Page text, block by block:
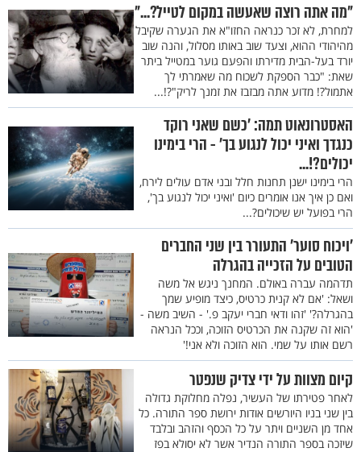
"מה אתה רוצה שאעשה במקום לטייל?..."
למחרת, לא זכר כנראה החזו"א את הגערה שקיבל
מהיהודי ההוא, וצעד שוב באותו מסלול, והנה שוב
יורד בעל-הבית מדירתו והפעם גוער במטייל ביתר
שאת: "כבר הספקת לשכוח מה שאמרתי לך
אתמול?! מדוע אתה מבזבז את זמנך לריק"?!...
האסטרונאוט תמה: ’כשם שאני רוקד
כנגדך ואיני יכול לנגוע בך’ - הרי בימינו
יכולים?!...
הרי בימינו ישנן תחנות חלל ובני אדם עולים לירח,
ואם כן איך אנו אומרים כיום 'ואיני יכול לנגוע בך',
הרי בפועל יש שיכולים?...
’ויכוח סוער’ התעורר בין שני החברים
הטובים על הזכייה בהגרלה
תדהמה עברה באולם. המחנך ניגש אל משה
ושאל: 'אם לא קנית כרטיס, כיצד מופיע שמך
בהגרלה?' 'זהו ודאי חברי יעקב פ.' - השיב משה -
'הוא זה שקנה את הכרטיס הזוכה, וככל הנראה
רשם אותו על שמי. הוא הזוכה ולא אני!'
קיום מצוות על ידי צדיק שנפטר
לאחר פטירתו של העשיר, נפלה מחלוקת גדולה
בין שני בניו היורשים אודות ירושת ספר התורה. כל
אחד מן השניים ויתר על כל הכסף והזהב ובלבד
שיזכה בספר התורה הנדיר אשר לא יסולא בפז